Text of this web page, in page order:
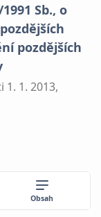
Sb., o
pozdějších
1. 2013,
Obsah